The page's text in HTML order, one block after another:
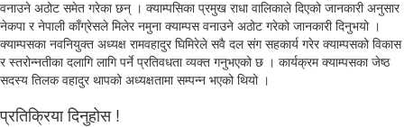
वनाउने अठोट समेत गरेका छन् । क्याम्पसिका प्रमुख राधा वालिकाले दिएको जानकारी अनुसार
नेकपा र नेपाली काँग्रेसले मिलेर नमुना क्याम्पस वनाउने अठोट गरेको जानकारी दिनुभयो ।
क्याम्पसका नवनियुक्त अध्यक्ष रामवहादुर घिमिरेले सवै दल संग सहकार्य गरेर क्याम्पसको विकास
र स्तरोन्नतीका दलागि लागि पर्ने प्रतिवधता व्यक्त गनुभएको छ । कार्यक्रम क्याम्पसका जेष्ठ
सदस्य तिलक वहादुर थापको अध्यक्षतामा सम्पन्न भएको थियो ।
प्रतिक्रिया दिनुहोस !